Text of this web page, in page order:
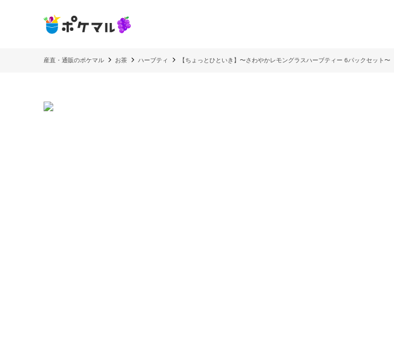
産直・通販のポケマル お茶 ハーブティ 【ちょっとひといき】〜さわやかレモングラスハーブティー 6パックセット〜